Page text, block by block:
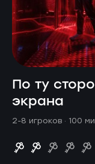
По ту
экрана
2-8 игроков · 100